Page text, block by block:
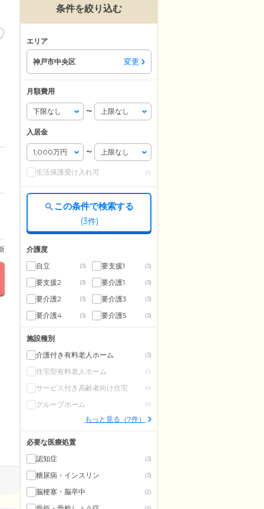
条件を絞り込む
エリア
神戸市中央区 変更
月額費用
〜
入居金
〜
生活保護受け入れ可 (0)
この条件で検索する
(3件)
介護度
自立
(3) 要支援1 (3)
要支援2 (3) 要介護1 (3)
要介護2 (3) 要介護3 (3)
要介護4 (3) 要介護5 (3)
施設種別
介護付き有料老人ホーム
(3)
住宅型有料老人ホーム (0)
サービス付き高齢者向け住宅 (0)
グループホーム (0)
もっと見る（7件）
必要な医療処置
認知症
(3)
糖尿病・インスリン (3)
脳梗塞・脳卒中 (2)